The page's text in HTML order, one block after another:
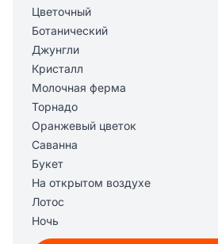
Цветочный
Ботанический
Джунгли
Кристалл
Молочная ферма
Торнадо
Оранжевый цветок
Саванна
Букет
На открытом воздухе
Лотос
Ночь
Кальян